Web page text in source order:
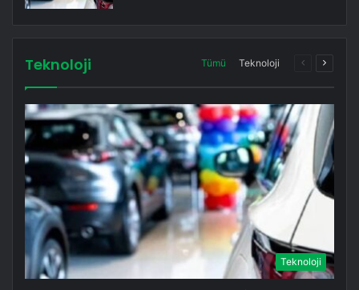
Teknoloji Tümü Teknoloji
ÖncekiSonraki
Teknoloji